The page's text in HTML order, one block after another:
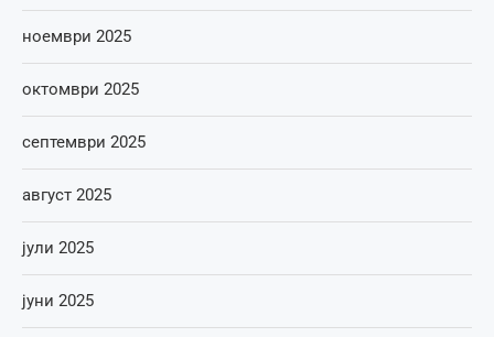
ноември 2025
октомври 2025
септември 2025
август 2025
јули 2025
јуни 2025